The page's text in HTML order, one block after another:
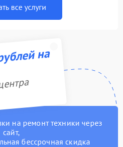
все услуги
на
на ремонт техники через
сайт,
бессрочная скидка